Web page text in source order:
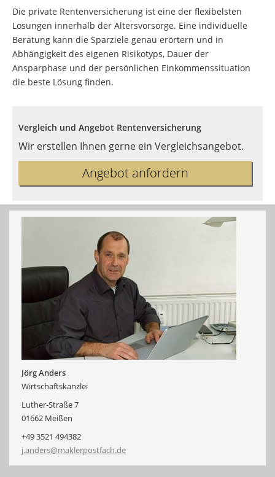
Die private Rentenversicherung ist eine der flexibelsten
Lösungen innerhalb der Altersvorsorge. Eine individuelle
Beratung kann die Sparziele genau erörtern und in
Abhängigkeit des eigenen Risikotyps, Dauer der
Ansparphase und der persönlichen Einkommenssituation
die beste Lösung finden.
Vergleich und Angebot Rentenversicherung
Wir erstellen Ihnen gerne ein Vergleichsangebot.
Angebot anfordern
Jörg Anders
Wirtschaftskanzlei
Luther-Straße 7
01662 Meißen
+49 3521 494382
j.anders@maklerpostfach.de